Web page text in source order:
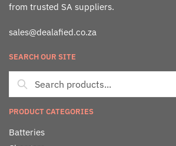
from trusted SA suppliers.
sales@dealafied.co.za
SEARCH OUR SITE
PRODUCT CATEGORIES
Batteries